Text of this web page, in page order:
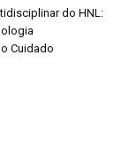
do HNL:
Cuidado